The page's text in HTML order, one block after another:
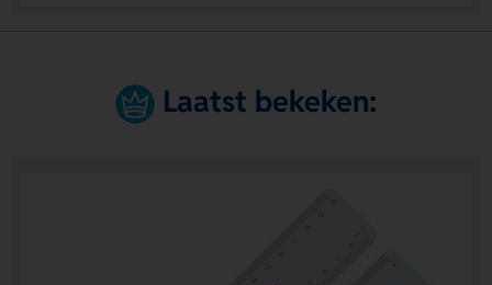
Laatst bekeken: